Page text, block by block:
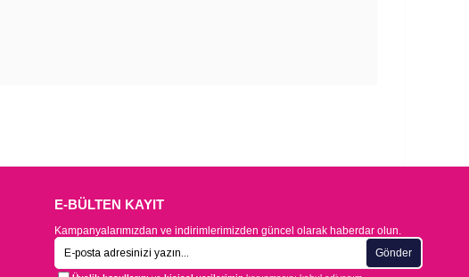
E-BÜLTEN KAYIT
Kampanyalarımızdan ve indirimlerimizden güncel olarak haberdar olun.
Gönder